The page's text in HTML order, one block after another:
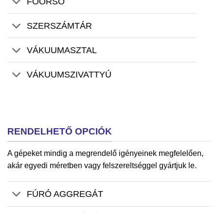
SZERSZÁMTÁR
VÁKUUMASZTAL
VÁKUUMSZIVATTYÚ
RENDELHETŐ OPCIÓK
A gépeket mindig a megrendelő igényeinek megfelelően,
akár egyedi méretben vagy felszereltséggel gyártjuk le.
FÚRÓ AGGREGÁT